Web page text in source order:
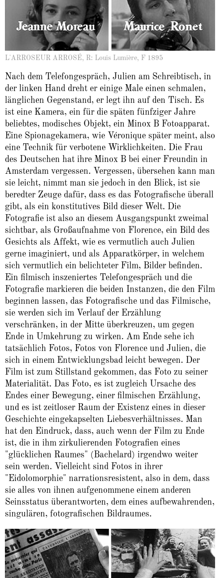
L'ARROSEUR ARROSÉ, R: Louis Lumière, F 1895
Nach dem Telefongespräch, Julien am Schreibtisch, in
der linken Hand dreht er einige Male einen schmalen,
länglichen Gegenstand, er legt ihn auf den Tisch. Es
ist eine Kamera, ein für die späten fünfziger Jahre
beliebtes, modisches Objekt, ein Minox B Fotoapparat.
Eine Spionagekamera, wie Véronique später meint, also
eine Technik für verbotene Wirklichkeiten. Die Frau
des Deutschen hat ihre Minox B bei einer Freundin in
Amsterdam vergessen. Vergessen, übersehen kann man
sie leicht, nimmt man sie jedoch in den Blick, ist sie
beredter Zeuge dafür, dass es das Fotografische überall
gibt, als ein konstitutives Bild dieser Welt. Die
Fotografie ist also an diesem Ausgangspunkt zweimal
sichtbar, als Großaufnahme von Florence, ein Bild des
Gesichts als Affekt, wie es vermutlich auch Julien
gerne imaginiert, und als Apparatkörper, in welchem
sich vermutlich ein belichteter Film, Bilder befinden.
Ein filmisch inszeniertes Telefongespräch und die
Fotografie markieren die beiden Instanzen, die den Film
beginnen lassen, das Fotografische und das Filmische,
sie werden sich im Verlauf der Erzählung
verschränken, in der Mitte überkreuzen, um gegen
Ende in Umkehrung zu wirken. Am Ende sehe ich
tatsächlich Fotos, Fotos von Florence und Julien, die
sich in einem Entwicklungsbad leicht bewegen. Der
Film ist zum Stillstand gekommen, das Foto zu seiner
Materialität. Das Foto, es ist zugleich Ursache des
Endes einer Bewegung, einer filmischen Erzählung,
und es ist zeitloser Raum der Existenz eines in dieser
Geschichte eingekapselten Liebesverhältnisses. Man
hat den Eindruck, dass, auch wenn der Film zu Ende
ist, die in ihm zirkulierenden Fotografien eines
"glücklichen Raumes" (Bachelard) irgendwo weiter
sein werden. Vielleicht sind Fotos in ihrer
"Eidolomorphie" narrationsresistent, also in dem, dass
sie alles von ihnen aufgenommene einem anderen
Seinsstatus überantworten, dem eines aufbewahrenden,
singulären, fotografischen Bildraumes.